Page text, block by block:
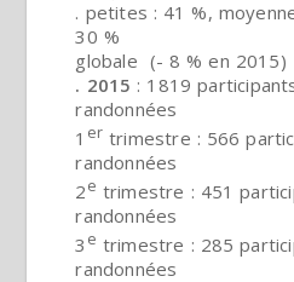
. petites : 41 %,
30 %
globale (- 8 % en 2015)
. 2015 : 1819
randonnées
1 er trimestre : 566
randonnées
2e trimestre : 451
randonnées
3 e trimestre : 285
randonnées